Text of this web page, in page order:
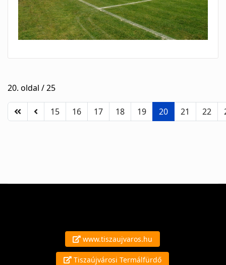
20. oldal / 25
15 16 17 18 19 20 21 22
www.tiszaujvaros.hu
Tiszaújvárosi Termálfürdő